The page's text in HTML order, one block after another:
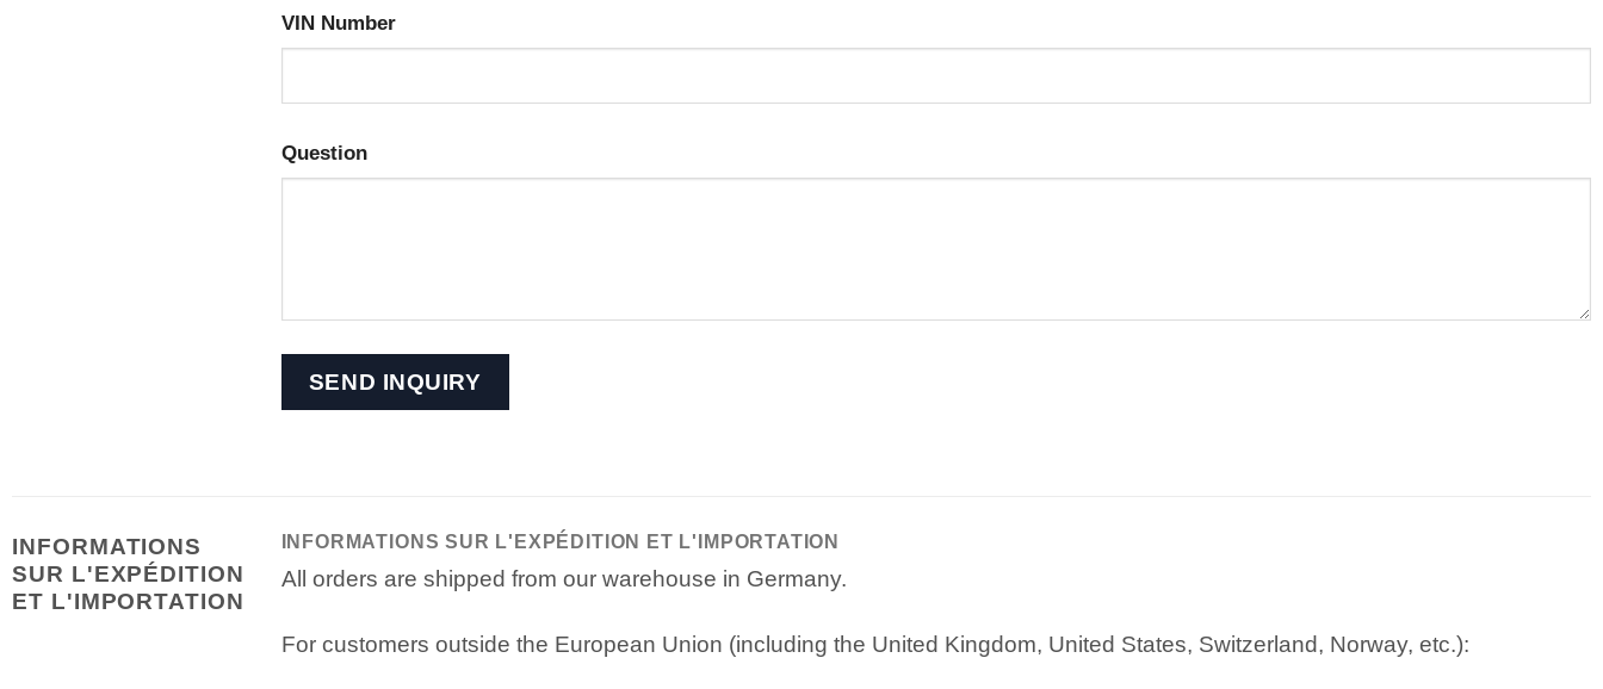
VIN Number
Question
INFORMATIONS
SUR L'EXPÉDITION
ET L'IMPORTATION
INFORMATIONS SUR L'EXPÉDITION ET L'IMPORTATION
All orders are shipped from our warehouse in Germany.
For customers outside the European Union (including the United Kingdom, United States, Switzerland, Norway, etc.):